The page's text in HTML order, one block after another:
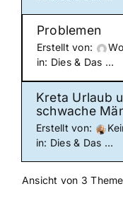
Problemen
Erstellt von:
in: Dies & Das …
Kreta Urlaub
schwache
Erstellt von:
in: Dies & Das …
Ansicht von 3